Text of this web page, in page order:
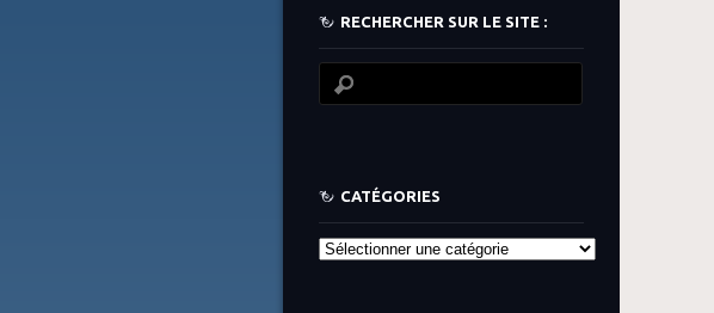
RECHERCHER SUR LE SITE :
CATÉGORIES
Catégories